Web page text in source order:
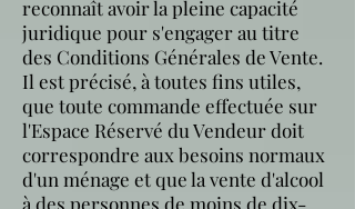
reconnaît avoir la pleine capacité
juridique pour s'engager au titre
des Conditions Générales de Vente.
Il est précisé, à toutes fins utiles,
que toute commande effectuée sur
l'Espace Réservé du Vendeur doit
correspondre aux besoins normaux
d'un ménage et que la vente d'alcool
à des personnes de moins de dix-